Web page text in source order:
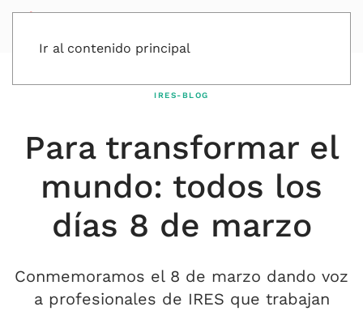
Ir al contenido principal
IRES-BLOG
Para transformar el
mundo: todos los
días 8 de marzo
Conmemoramos el 8 de marzo dando voz
a profesionales de IRES que trabajan